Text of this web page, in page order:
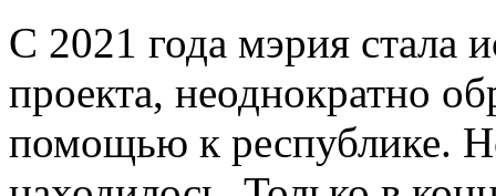
С 2021 года мэрия стала
проекта, неоднократно
помощью к республике.